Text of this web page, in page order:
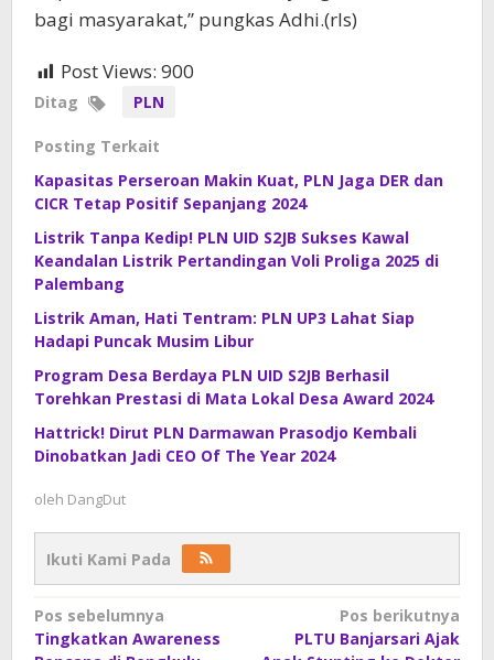
bagi masyarakat,” pungkas Adhi.(rls)
Post Views: 900
Ditag PLN
Posting Terkait
Kapasitas Perseroan Makin Kuat, PLN Jaga DER dan
CICR Tetap Positif Sepanjang 2024
Listrik Tanpa Kedip! PLN UID S2JB Sukses Kawal
Keandalan Listrik Pertandingan Voli Proliga 2025 di
Palembang
Listrik Aman, Hati Tentram: PLN UP3 Lahat Siap
Hadapi Puncak Musim Libur
Program Desa Berdaya PLN UID S2JB Berhasil
Torehkan Prestasi di Mata Lokal Desa Award 2024
Hattrick! Dirut PLN Darmawan Prasodjo Kembali
Dinobatkan Jadi CEO Of The Year 2024
oleh DangDut
Ikuti Kami Pada
Navigasi
pos
Pos sebelumnya
Tingkatkan Awareness
Pos berikutnya
PLTU Banjarsari Ajak